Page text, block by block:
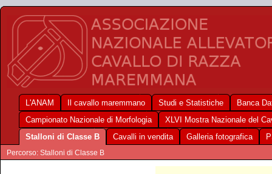
L'ANAM Il cavallo maremmano Studi e Statistiche
Banca
Campionato Nazionale di Morfologia
XLVI Mostra Nazionale del
Stalloni di Classe B
Cavalli in vendita Galleria fotografica
Percorso: Stalloni di Classe B